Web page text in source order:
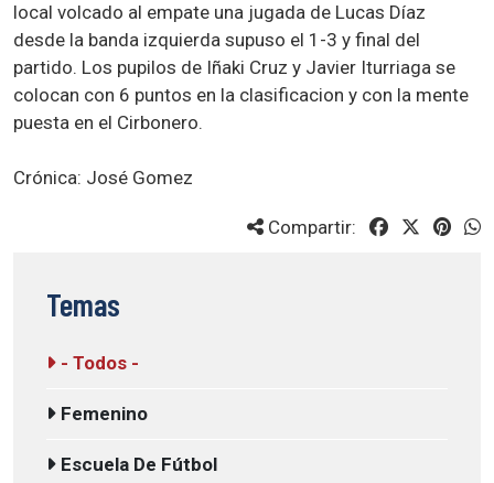
local volcado al empate una jugada de Lucas Díaz
desde la banda izquierda supuso el 1-3 y final del
partido. Los pupilos de Iñaki Cruz y Javier Iturriaga se
colocan con 6 puntos en la clasificacion y con la mente
puesta en el Cirbonero.
Crónica: José Gomez
Compartir:
Temas
- Todos -
Femenino
Escuela De Fútbol